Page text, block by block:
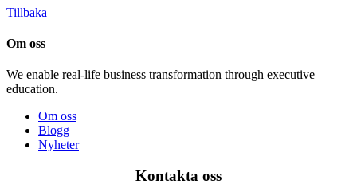
Tillbaka
Om oss
We enable real-life business transformation through executive
education.
Om oss
Blogg
Nyheter
Kontakta oss